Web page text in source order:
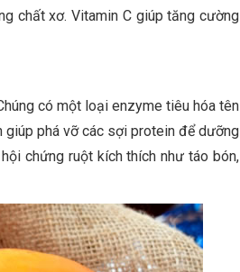
chất xơ. Vitamin C giúp tăng cường
có một loại enzyme tiêu hóa tên
giúp phá vỡ các sợi protein để dưỡng
chứng ruột kích thích như táo bón,